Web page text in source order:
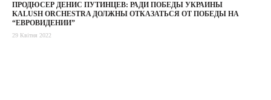
ПРОДЮСЕР ДЕНИС ПУТИНЦЕВ: РАДИ ПОБЕДЫ УКРАИНЫ
KALUSH ORCHESTRA ДОЛЖНЫ ОТКАЗАТЬСЯ ОТ ПОБЕДЫ НА
“ЕВРОВИДЕНИИ”
29 Квітня 2022